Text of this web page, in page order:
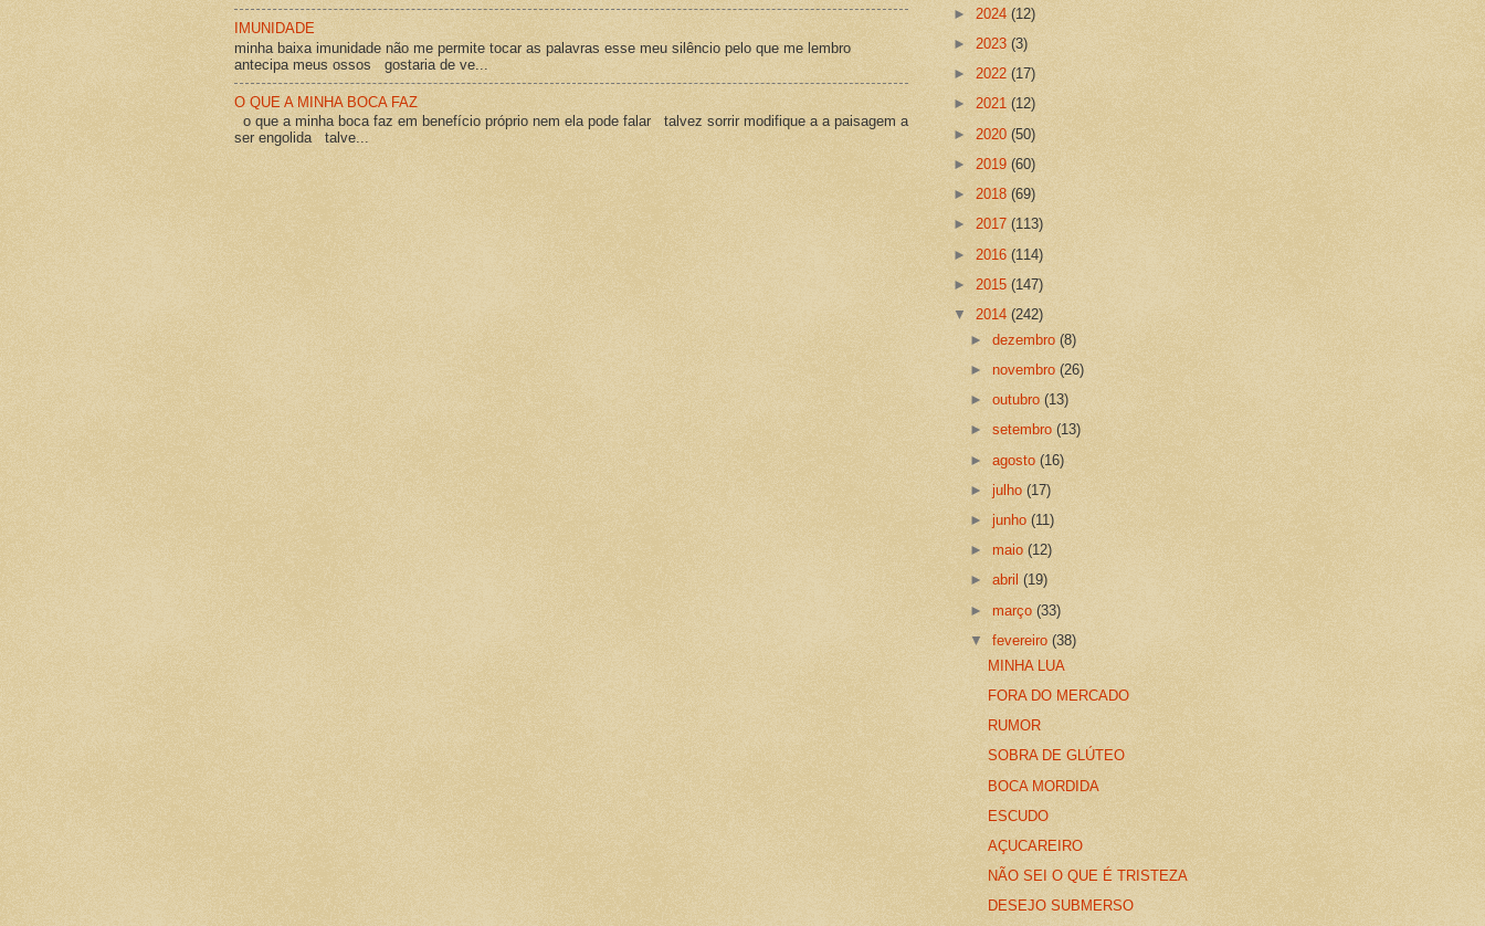
IMUNIDADE
minha baixa imunidade não me permite tocar as palavras esse meu silêncio pelo que me lembro
antecipa meus ossos gostaria de ve...
O QUE A MINHA BOCA FAZ
o que a minha boca faz em benefício próprio nem ela pode falar talvez sorrir modifique a a paisagem a
ser engolida talve...
► 2024 (12)
► 2023 (3)
► 2022 (17)
► 2021 (12)
► 2020 (50)
► 2019 (60)
► 2018 (69)
► 2017 (113)
► 2016 (114)
► 2015 (147)
▼ 2014 (242)
►dezembro(8)
► novembro(26)
►outubro(13)
►setembro(13)
►agosto(16)
►julho(17)
►junho(11)
►maio(12)
►abril(19)
►março(33)
▼fevereiro(38)
MINHA LUA
FORA DO MERCADO
RUMOR
SOBRA DE GLÚTEO
BOCA MORDIDA
ESCUDO
AÇUCAREIRO
NÃO SEI O QUE É TRISTEZA
DESEJO SUBMERSO